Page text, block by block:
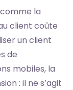
la
client coûte
un client
de
mobiles, la
: il ne s’agit